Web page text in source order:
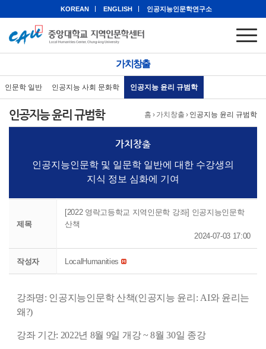
KOREAN ENGLISH 인공지능인문학연구소
가치창출
인문학 일반 인공지능 사회 문화학 인공지능 윤리 규범학
홈 › 가치창출 › 인공지능 윤리 규범학
인공지능 윤리 규범학
가치창출
인공지능인문학 및 일문학 일반에 대한 수강생의
지식 정보 심화에 기여
제목
[2022 영락고등학교 지역인문학 강좌] 인공지능인문학
산책
2024-07-03 17:00
작성자 LocalHumanities
강좌명: 인공지능인문학 산책(인공지능 윤리: AI와 윤리는
왜?)
강좌 기간: 2022년 8월 9일 개강 ~ 8월 30일 종강